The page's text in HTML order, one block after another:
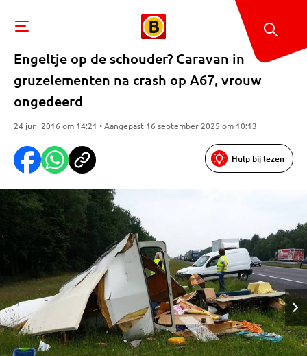
Engeltje op de schouder? Caravan in
gruzelementen na crash op A67, vrouw
ongedeerd
24 juni 2016 om 14:21 • Aangepast 16 september 2025 om 10:13
Hulp bij lezen